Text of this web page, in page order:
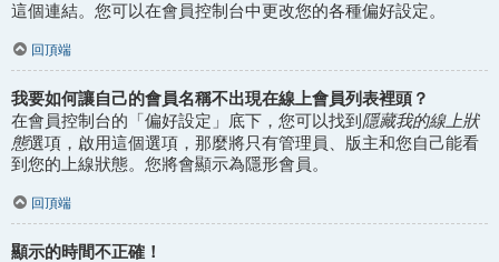
這個連結。您可以在會員控制台中更改您的各種偏好設定。
回頂端
我要如何讓自己的會員名稱不出現在線上會員列表裡頭？
在會員控制台的「偏好設定」底下，您可以找到 隱藏我的線上狀
態選項，啟用這個選項，那麼將只有管理員、版主和您自己能看
到您的上線狀態。您將會顯示為隱形會員。
回頂端
顯示的時間不正確！